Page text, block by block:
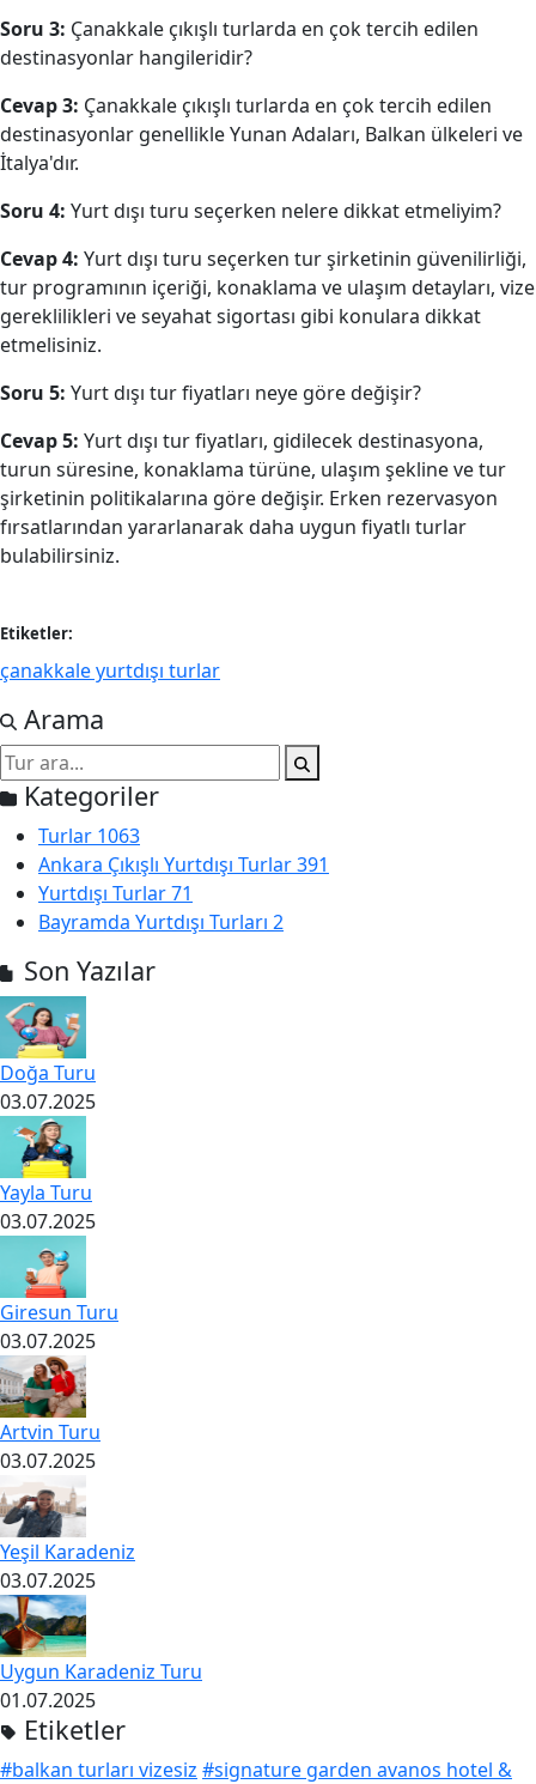
Soru 3: Çanakkale çıkışlı turlarda en çok tercih edilen
destinasyonlar hangileridir?
Cevap 3: Çanakkale çıkışlı turlarda en çok tercih edilen
destinasyonlar genellikle Yunan Adaları, Balkan ülkeleri ve
İtalya'dır.
Soru 4: Yurt dışı turu seçerken nelere dikkat etmeliyim?
Cevap 4: Yurt dışı turu seçerken tur şirketinin güvenilirliği,
tur programının içeriği, konaklama ve ulaşım detayları, vize
gereklilikleri ve seyahat sigortası gibi konulara dikkat
etmelisiniz.
Soru 5: Yurt dışı tur fiyatları neye göre değişir?
Cevap 5: Yurt dışı tur fiyatları, gidilecek destinasyona,
turun süresine, konaklama türüne, ulaşım şekline ve tur
şirketinin politikalarına göre değişir. Erken rezervasyon
fırsatlarından yararlanarak daha uygun fiyatlı turlar
bulabilirsiniz.
Etiketler:
çanakkale yurtdışı turlar
Arama
Kategoriler
Turlar 1063
Ankara Çıkışlı Yurtdışı Turlar391
Yurtdışı Turlar71
Bayramda Yurtdışı Turları 2
Son Yazılar
Doğa Turu
03.07.2025
Yayla Turu
03.07.2025
Giresun Turu
03.07.2025
Artvin Turu
03.07.2025
Yeşil Karadeniz
03.07.2025
Uygun Karadeniz Turu
01.07.2025
Etiketler
#balkan turları vizesiz #signature garden avanos hotel &